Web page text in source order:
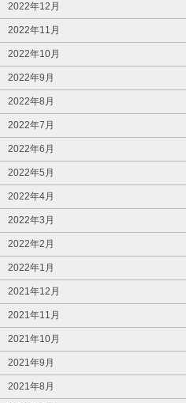
2022年12月
2022年11月
2022年10月
2022年9月
2022年8月
2022年7月
2022年6月
2022年5月
2022年4月
2022年3月
2022年2月
2022年1月
2021年12月
2021年11月
2021年10月
2021年9月
2021年8月